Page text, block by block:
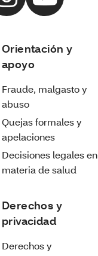
Orientación y
apoyo
Fraude, malgasto y
abuso
Quejas formales y
apelaciones
Decisiones legales en
materia de salud
Derechos y
privacidad
Derechos y